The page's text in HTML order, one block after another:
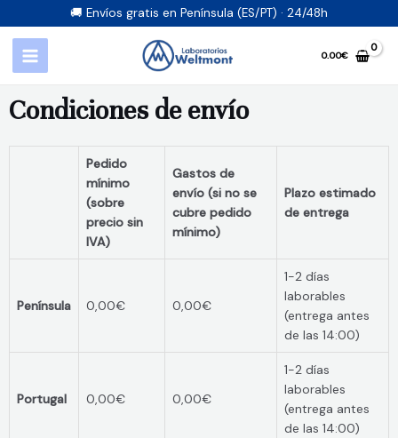
🚚 Envíos gratis en Península (ES/PT) · 24/48h
0.00€
Condiciones de envío
Pedido
mínimo
(sobre
precio sin
IVA)
Gastos de
envío (si no se
cubre pedido
mínimo)
Plazo estimado
de entrega
Península 0,00€ 0,00€
1-2 días
laborables
(entrega antes
de las 14:00)
Portugal 0,00€ 0,00€
1-2 días
laborables
(entrega antes
de las 14:00)